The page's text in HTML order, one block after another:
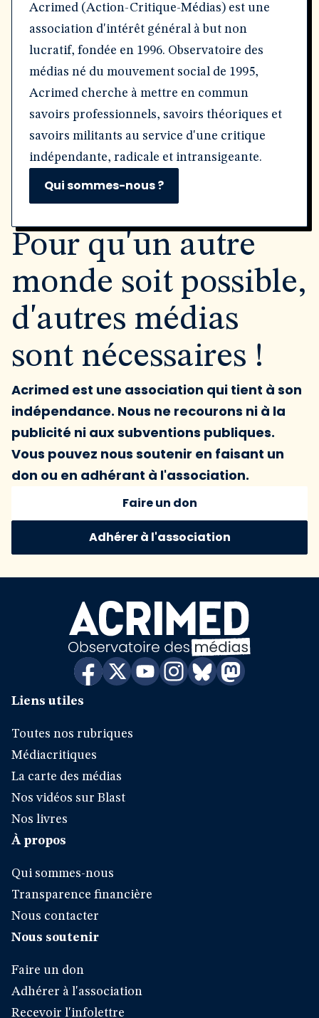
Acrimed (Action-Critique-Médias) est une
association d'intérêt général à but non
lucratif, fondée en 1996. Observatoire des
médias né du mouvement social de 1995,
Acrimed cherche à mettre en commun
savoirs professionnels, savoirs théoriques et
savoirs militants au service d'une critique
indépendante, radicale et intransigeante.
Qui sommes-nous ?
Pour qu'un autre
monde soit possible,
d'autres médias
sont nécessaires !
Acrimed est une association qui tient à son
indépendance. Nous ne recourons ni à la
publicité ni aux subventions publiques.
Vous pouvez nous soutenir en faisant un
don ou en adhérant à l'association.
Faire un don
Adhérer à l'association
Liens utiles
Toutes nos rubriques
Médiacritiques
La carte des médias
Nos vidéos sur Blast
Nos livres
À propos
Qui sommes-nous
Transparence financière
Nous contacter
Nous soutenir
Faire un don
Adhérer à l'association
Recevoir l'infolettre